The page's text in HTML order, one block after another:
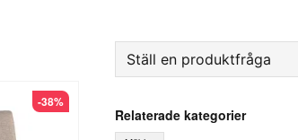
-38%
Ställ en produktfråga
Fråga oss något om
Relaterade kategorier